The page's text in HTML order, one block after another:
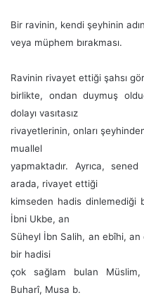
Bir ravinin, kendi şeyhinin
veya müphem bırakması.
Ravinin rivayet ettiği şahsı
birlikte, ondan duymuş
dolayı vasıtasız
rivayetlerinin, onları
muallel
yapmaktadır. Ayrıca,
arada, rivayet ettiği
kimseden hadis dinlemediği
İbni Ukbe, an
Süheyl İbn Salih, an ebîhi, an
bir hadisi
çok sağlam bulan Müslim,
Buharî, Musa b.